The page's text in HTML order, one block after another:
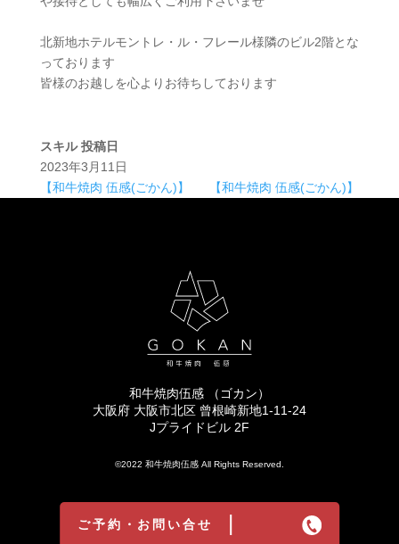
ご予約・お問い合せ
北新地ホテルモントレ・ル・フレール様隣のビル2階とな
っております
皆様のお越しを心よりお待ちしております
スキル 投稿日
2023年3月11日
【和牛焼肉 伍感(ごかん)】
【和牛焼肉 伍感(ごかん)】
和牛焼肉伍感 （ゴカン）
大阪府 大阪市北区 曾根崎新地1-11-24
Jプライドビル 2F
©2022 和牛焼肉伍感 All Rights Reserved.